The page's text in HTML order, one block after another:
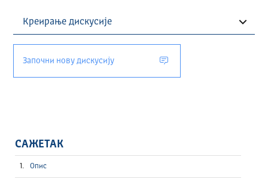
Започни нову дискусију
САЖЕТАК
Опис